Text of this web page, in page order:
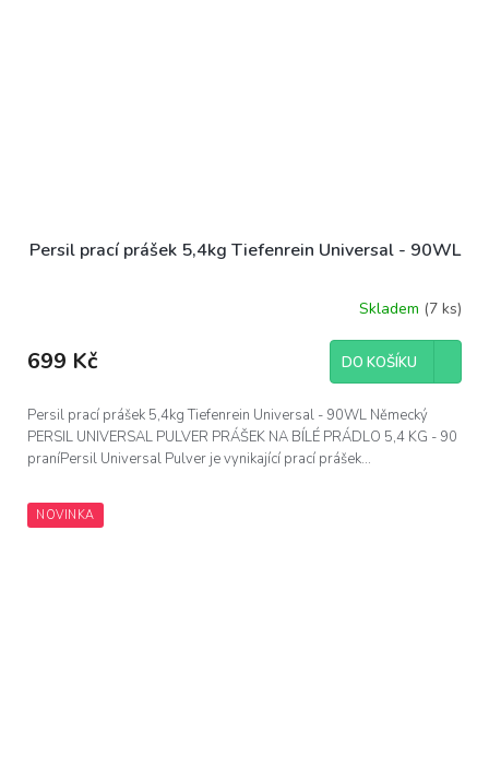
Persil prací prášek 5,4kg Tiefenrein Universal - 90WL
Skladem (7 ks)
699 Kč DO KOŠÍKU
Persil prací prášek 5,4kg Tiefenrein Universal - 90WL Německý
PERSIL UNIVERSAL PULVER PRÁŠEK NA BÍLÉ PRÁDLO 5,4 KG - 90
praníPersil Universal Pulver je vynikající prací prášek...
NOVINKA